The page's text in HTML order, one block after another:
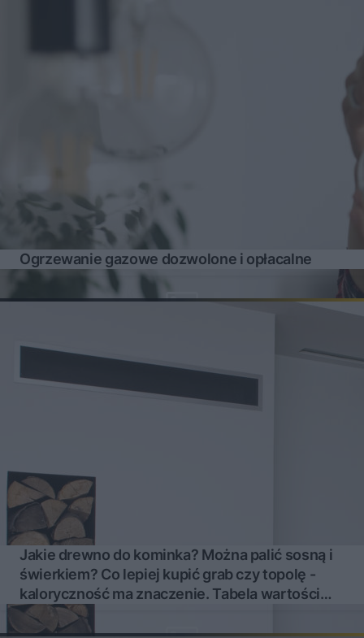
Ogrzewanie gazowe dozwolone i opłacalne
Jakie drewno do kominka? Można palić sosną i
świerkiem? Co lepiej kupić grab czy topolę -
kaloryczność ma znaczenie. Tabela wartości
opałowej